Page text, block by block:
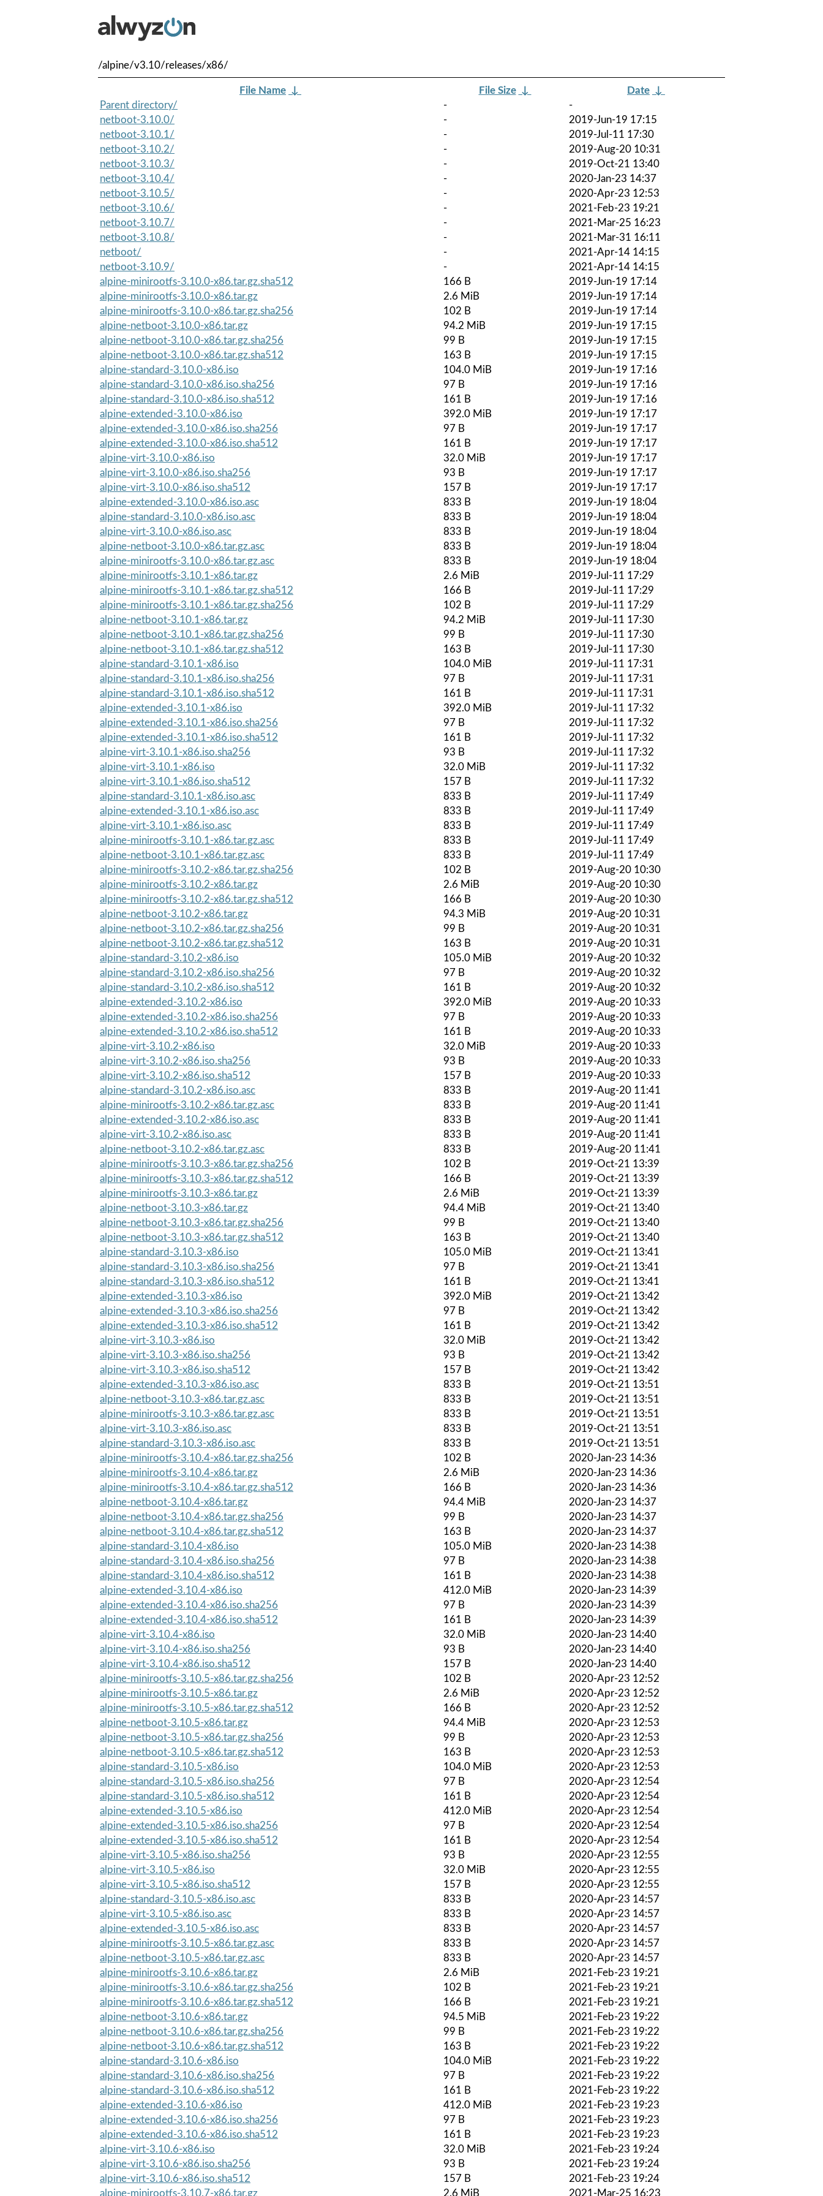
/alpine/v3.10/releases/x86/
File Name ↓ File Size ↓ Date ↓
Parent directory/
-
-
netboot-3.10.0/
-
2019-Jun-19 17:15
netboot-3.10.1/
-
2019-Jul-11 17:30
netboot-3.10.2/
-
2019-Aug-20 10:31
netboot-3.10.3/
-
2019-Oct-21 13:40
netboot-3.10.4/
-
2020-Jan-23 14:37
netboot-3.10.5/
-
2020-Apr-23 12:53
netboot-3.10.6/
-
2021-Feb-23 19:21
netboot-3.10.7/
-
2021-Mar-25 16:23
netboot-3.10.8/
-
2021-Mar-31 16:11
netboot/
-
2021-Apr-14 14:15
netboot-3.10.9/
-
2021-Apr-14 14:15
alpine-minirootfs-3.10.0-x86.tar.gz.sha512
166 B
2019-Jun-19 17:14
alpine-minirootfs-3.10.0-x86.tar.gz
2.6 MiB
2019-Jun-19 17:14
alpine-minirootfs-3.10.0-x86.tar.gz.sha256
102 B
2019-Jun-19 17:14
alpine-netboot-3.10.0-x86.tar.gz
94.2 MiB
2019-Jun-19 17:15
alpine-netboot-3.10.0-x86.tar.gz.sha256
99 B
2019-Jun-19 17:15
alpine-netboot-3.10.0-x86.tar.gz.sha512
163 B
2019-Jun-19 17:15
alpine-standard-3.10.0-x86.iso
104.0 MiB
2019-Jun-19 17:16
alpine-standard-3.10.0-x86.iso.sha256
97 B
2019-Jun-19 17:16
alpine-standard-3.10.0-x86.iso.sha512
161 B
2019-Jun-19 17:16
alpine-extended-3.10.0-x86.iso
392.0 MiB
2019-Jun-19 17:17
alpine-extended-3.10.0-x86.iso.sha256
97 B
2019-Jun-19 17:17
alpine-extended-3.10.0-x86.iso.sha512
161 B
2019-Jun-19 17:17
alpine-virt-3.10.0-x86.iso
32.0 MiB
2019-Jun-19 17:17
alpine-virt-3.10.0-x86.iso.sha256
93 B
2019-Jun-19 17:17
alpine-virt-3.10.0-x86.iso.sha512
157 B
2019-Jun-19 17:17
alpine-extended-3.10.0-x86.iso.asc
833 B
2019-Jun-19 18:04
alpine-standard-3.10.0-x86.iso.asc
833 B
2019-Jun-19 18:04
alpine-virt-3.10.0-x86.iso.asc
833 B
2019-Jun-19 18:04
alpine-netboot-3.10.0-x86.tar.gz.asc
833 B
2019-Jun-19 18:04
alpine-minirootfs-3.10.0-x86.tar.gz.asc
833 B
2019-Jun-19 18:04
alpine-minirootfs-3.10.1-x86.tar.gz
2.6 MiB
2019-Jul-11 17:29
alpine-minirootfs-3.10.1-x86.tar.gz.sha512
166 B
2019-Jul-11 17:29
alpine-minirootfs-3.10.1-x86.tar.gz.sha256
102 B
2019-Jul-11 17:29
alpine-netboot-3.10.1-x86.tar.gz
94.2 MiB
2019-Jul-11 17:30
alpine-netboot-3.10.1-x86.tar.gz.sha256
99 B
2019-Jul-11 17:30
alpine-netboot-3.10.1-x86.tar.gz.sha512
163 B
2019-Jul-11 17:30
alpine-standard-3.10.1-x86.iso
104.0 MiB
2019-Jul-11 17:31
alpine-standard-3.10.1-x86.iso.sha256
97 B
2019-Jul-11 17:31
alpine-standard-3.10.1-x86.iso.sha512
161 B
2019-Jul-11 17:31
alpine-extended-3.10.1-x86.iso
392.0 MiB
2019-Jul-11 17:32
alpine-extended-3.10.1-x86.iso.sha256
97 B
2019-Jul-11 17:32
alpine-extended-3.10.1-x86.iso.sha512
161 B
2019-Jul-11 17:32
alpine-virt-3.10.1-x86.iso.sha256
93 B
2019-Jul-11 17:32
alpine-virt-3.10.1-x86.iso
32.0 MiB
2019-Jul-11 17:32
alpine-virt-3.10.1-x86.iso.sha512
157 B
2019-Jul-11 17:32
alpine-standard-3.10.1-x86.iso.asc
833 B
2019-Jul-11 17:49
alpine-extended-3.10.1-x86.iso.asc
833 B
2019-Jul-11 17:49
alpine-virt-3.10.1-x86.iso.asc
833 B
2019-Jul-11 17:49
alpine-minirootfs-3.10.1-x86.tar.gz.asc
833 B
2019-Jul-11 17:49
alpine-netboot-3.10.1-x86.tar.gz.asc
833 B
2019-Jul-11 17:49
alpine-minirootfs-3.10.2-x86.tar.gz.sha256
102 B
2019-Aug-20 10:30
alpine-minirootfs-3.10.2-x86.tar.gz
2.6 MiB
2019-Aug-20 10:30
alpine-minirootfs-3.10.2-x86.tar.gz.sha512
166 B
2019-Aug-20 10:30
alpine-netboot-3.10.2-x86.tar.gz
94.3 MiB
2019-Aug-20 10:31
alpine-netboot-3.10.2-x86.tar.gz.sha256
99 B
2019-Aug-20 10:31
alpine-netboot-3.10.2-x86.tar.gz.sha512
163 B
2019-Aug-20 10:31
alpine-standard-3.10.2-x86.iso
105.0 MiB
2019-Aug-20 10:32
alpine-standard-3.10.2-x86.iso.sha256
97 B
2019-Aug-20 10:32
alpine-standard-3.10.2-x86.iso.sha512
161 B
2019-Aug-20 10:32
alpine-extended-3.10.2-x86.iso
392.0 MiB
2019-Aug-20 10:33
alpine-extended-3.10.2-x86.iso.sha256
97 B
2019-Aug-20 10:33
alpine-extended-3.10.2-x86.iso.sha512
161 B
2019-Aug-20 10:33
alpine-virt-3.10.2-x86.iso
32.0 MiB
2019-Aug-20 10:33
alpine-virt-3.10.2-x86.iso.sha256
93 B
2019-Aug-20 10:33
alpine-virt-3.10.2-x86.iso.sha512
157 B
2019-Aug-20 10:33
alpine-standard-3.10.2-x86.iso.asc
833 B
2019-Aug-20 11:41
alpine-minirootfs-3.10.2-x86.tar.gz.asc
833 B
2019-Aug-20 11:41
alpine-extended-3.10.2-x86.iso.asc
833 B
2019-Aug-20 11:41
alpine-virt-3.10.2-x86.iso.asc
833 B
2019-Aug-20 11:41
alpine-netboot-3.10.2-x86.tar.gz.asc
833 B
2019-Aug-20 11:41
alpine-minirootfs-3.10.3-x86.tar.gz.sha256
102 B
2019-Oct-21 13:39
alpine-minirootfs-3.10.3-x86.tar.gz.sha512
166 B
2019-Oct-21 13:39
alpine-minirootfs-3.10.3-x86.tar.gz
2.6 MiB
2019-Oct-21 13:39
alpine-netboot-3.10.3-x86.tar.gz
94.4 MiB
2019-Oct-21 13:40
alpine-netboot-3.10.3-x86.tar.gz.sha256
99 B
2019-Oct-21 13:40
alpine-netboot-3.10.3-x86.tar.gz.sha512
163 B
2019-Oct-21 13:40
alpine-standard-3.10.3-x86.iso
105.0 MiB
2019-Oct-21 13:41
alpine-standard-3.10.3-x86.iso.sha256
97 B
2019-Oct-21 13:41
alpine-standard-3.10.3-x86.iso.sha512
161 B
2019-Oct-21 13:41
alpine-extended-3.10.3-x86.iso
392.0 MiB
2019-Oct-21 13:42
alpine-extended-3.10.3-x86.iso.sha256
97 B
2019-Oct-21 13:42
alpine-extended-3.10.3-x86.iso.sha512
161 B
2019-Oct-21 13:42
alpine-virt-3.10.3-x86.iso
32.0 MiB
2019-Oct-21 13:42
alpine-virt-3.10.3-x86.iso.sha256
93 B
2019-Oct-21 13:42
alpine-virt-3.10.3-x86.iso.sha512
157 B
2019-Oct-21 13:42
alpine-extended-3.10.3-x86.iso.asc
833 B
2019-Oct-21 13:51
alpine-netboot-3.10.3-x86.tar.gz.asc
833 B
2019-Oct-21 13:51
alpine-minirootfs-3.10.3-x86.tar.gz.asc
833 B
2019-Oct-21 13:51
alpine-virt-3.10.3-x86.iso.asc
833 B
2019-Oct-21 13:51
alpine-standard-3.10.3-x86.iso.asc
833 B
2019-Oct-21 13:51
alpine-minirootfs-3.10.4-x86.tar.gz.sha256
102 B
2020-Jan-23 14:36
alpine-minirootfs-3.10.4-x86.tar.gz
2.6 MiB
2020-Jan-23 14:36
alpine-minirootfs-3.10.4-x86.tar.gz.sha512
166 B
2020-Jan-23 14:36
alpine-netboot-3.10.4-x86.tar.gz
94.4 MiB
2020-Jan-23 14:37
alpine-netboot-3.10.4-x86.tar.gz.sha256
99 B
2020-Jan-23 14:37
alpine-netboot-3.10.4-x86.tar.gz.sha512
163 B
2020-Jan-23 14:37
alpine-standard-3.10.4-x86.iso
105.0 MiB
2020-Jan-23 14:38
alpine-standard-3.10.4-x86.iso.sha256
97 B
2020-Jan-23 14:38
alpine-standard-3.10.4-x86.iso.sha512
161 B
2020-Jan-23 14:38
alpine-extended-3.10.4-x86.iso
412.0 MiB
2020-Jan-23 14:39
alpine-extended-3.10.4-x86.iso.sha256
97 B
2020-Jan-23 14:39
alpine-extended-3.10.4-x86.iso.sha512
161 B
2020-Jan-23 14:39
alpine-virt-3.10.4-x86.iso
32.0 MiB
2020-Jan-23 14:40
alpine-virt-3.10.4-x86.iso.sha256
93 B
2020-Jan-23 14:40
alpine-virt-3.10.4-x86.iso.sha512
157 B
2020-Jan-23 14:40
alpine-minirootfs-3.10.5-x86.tar.gz.sha256
102 B
2020-Apr-23 12:52
alpine-minirootfs-3.10.5-x86.tar.gz
2.6 MiB
2020-Apr-23 12:52
alpine-minirootfs-3.10.5-x86.tar.gz.sha512
166 B
2020-Apr-23 12:52
alpine-netboot-3.10.5-x86.tar.gz
94.4 MiB
2020-Apr-23 12:53
alpine-netboot-3.10.5-x86.tar.gz.sha256
99 B
2020-Apr-23 12:53
alpine-netboot-3.10.5-x86.tar.gz.sha512
163 B
2020-Apr-23 12:53
alpine-standard-3.10.5-x86.iso
104.0 MiB
2020-Apr-23 12:53
alpine-standard-3.10.5-x86.iso.sha256
97 B
2020-Apr-23 12:54
alpine-standard-3.10.5-x86.iso.sha512
161 B
2020-Apr-23 12:54
alpine-extended-3.10.5-x86.iso
412.0 MiB
2020-Apr-23 12:54
alpine-extended-3.10.5-x86.iso.sha256
97 B
2020-Apr-23 12:54
alpine-extended-3.10.5-x86.iso.sha512
161 B
2020-Apr-23 12:54
alpine-virt-3.10.5-x86.iso.sha256
93 B
2020-Apr-23 12:55
alpine-virt-3.10.5-x86.iso
32.0 MiB
2020-Apr-23 12:55
alpine-virt-3.10.5-x86.iso.sha512
157 B
2020-Apr-23 12:55
alpine-standard-3.10.5-x86.iso.asc
833 B
2020-Apr-23 14:57
alpine-virt-3.10.5-x86.iso.asc
833 B
2020-Apr-23 14:57
alpine-extended-3.10.5-x86.iso.asc
833 B
2020-Apr-23 14:57
alpine-minirootfs-3.10.5-x86.tar.gz.asc
833 B
2020-Apr-23 14:57
alpine-netboot-3.10.5-x86.tar.gz.asc
833 B
2020-Apr-23 14:57
alpine-minirootfs-3.10.6-x86.tar.gz
2.6 MiB
2021-Feb-23 19:21
alpine-minirootfs-3.10.6-x86.tar.gz.sha256
102 B
2021-Feb-23 19:21
alpine-minirootfs-3.10.6-x86.tar.gz.sha512
166 B
2021-Feb-23 19:21
alpine-netboot-3.10.6-x86.tar.gz
94.5 MiB
2021-Feb-23 19:22
alpine-netboot-3.10.6-x86.tar.gz.sha256
99 B
2021-Feb-23 19:22
alpine-netboot-3.10.6-x86.tar.gz.sha512
163 B
2021-Feb-23 19:22
alpine-standard-3.10.6-x86.iso
104.0 MiB
2021-Feb-23 19:22
alpine-standard-3.10.6-x86.iso.sha256
97 B
2021-Feb-23 19:22
alpine-standard-3.10.6-x86.iso.sha512
161 B
2021-Feb-23 19:22
alpine-extended-3.10.6-x86.iso
412.0 MiB
2021-Feb-23 19:23
alpine-extended-3.10.6-x86.iso.sha256
97 B
2021-Feb-23 19:23
alpine-extended-3.10.6-x86.iso.sha512
161 B
2021-Feb-23 19:23
alpine-virt-3.10.6-x86.iso
32.0 MiB
2021-Feb-23 19:24
alpine-virt-3.10.6-x86.iso.sha256
93 B
2021-Feb-23 19:24
alpine-virt-3.10.6-x86.iso.sha512
157 B
2021-Feb-23 19:24
alpine-minirootfs-3.10.7-x86.tar.gz
2.6 MiB 2021-Mar-25 16:23